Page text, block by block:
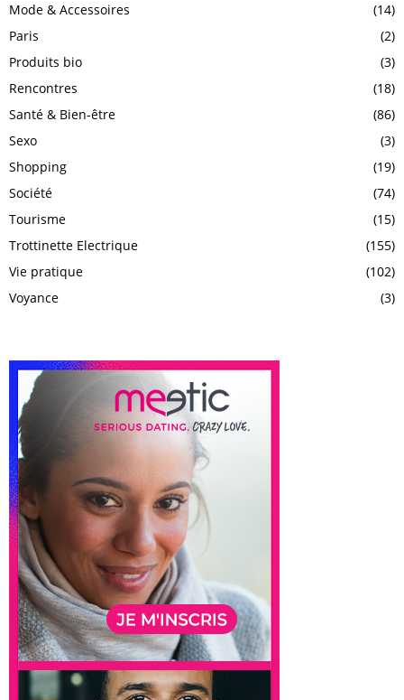
Mode & Accessoires
(14)
Paris
(2)
Produits bio
(3)
Rencontres
(18)
Santé & Bien-être
(86)
Sexo
(3)
Shopping
(19)
Société
(74)
Tourisme
(15)
Trottinette Electrique
(155)
Vie pratique
(102)
Voyance
(3)